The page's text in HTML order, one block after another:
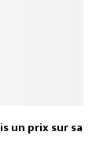
un prix sur sa